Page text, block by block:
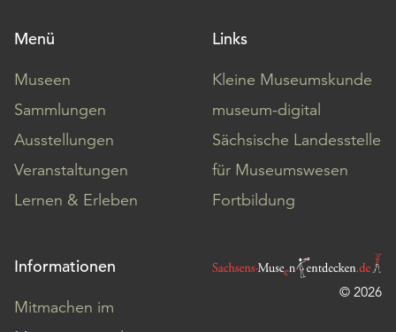
Menü
Museen
Sammlungen
Ausstellungen
Veranstaltungen
Lernen & Erleben
Links
Kleine Museumskunde
museum-digital
Sächsische Landesstelle
für Museumswesen
Fortbildung
Informationen
Mitmachen im
© 2026